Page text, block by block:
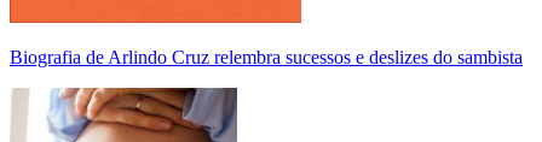
Biografia de Arlindo Cruz relembra sucessos e deslizes do sambista